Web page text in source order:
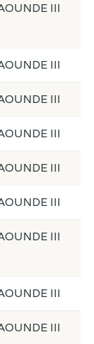
III
III
III
III
III
III
III
III
III